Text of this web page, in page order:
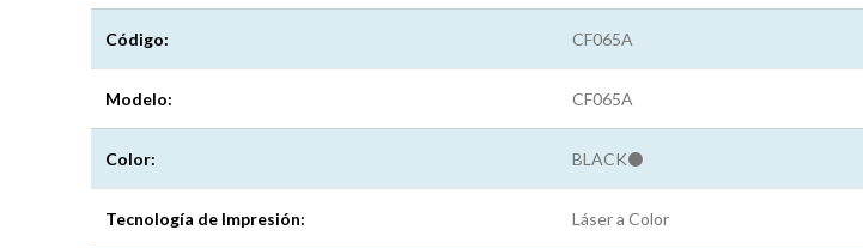
Código: CF065A
Modelo: CF065A
Color: BLACK⚫
Tecnología de Impresión: Láser a Color